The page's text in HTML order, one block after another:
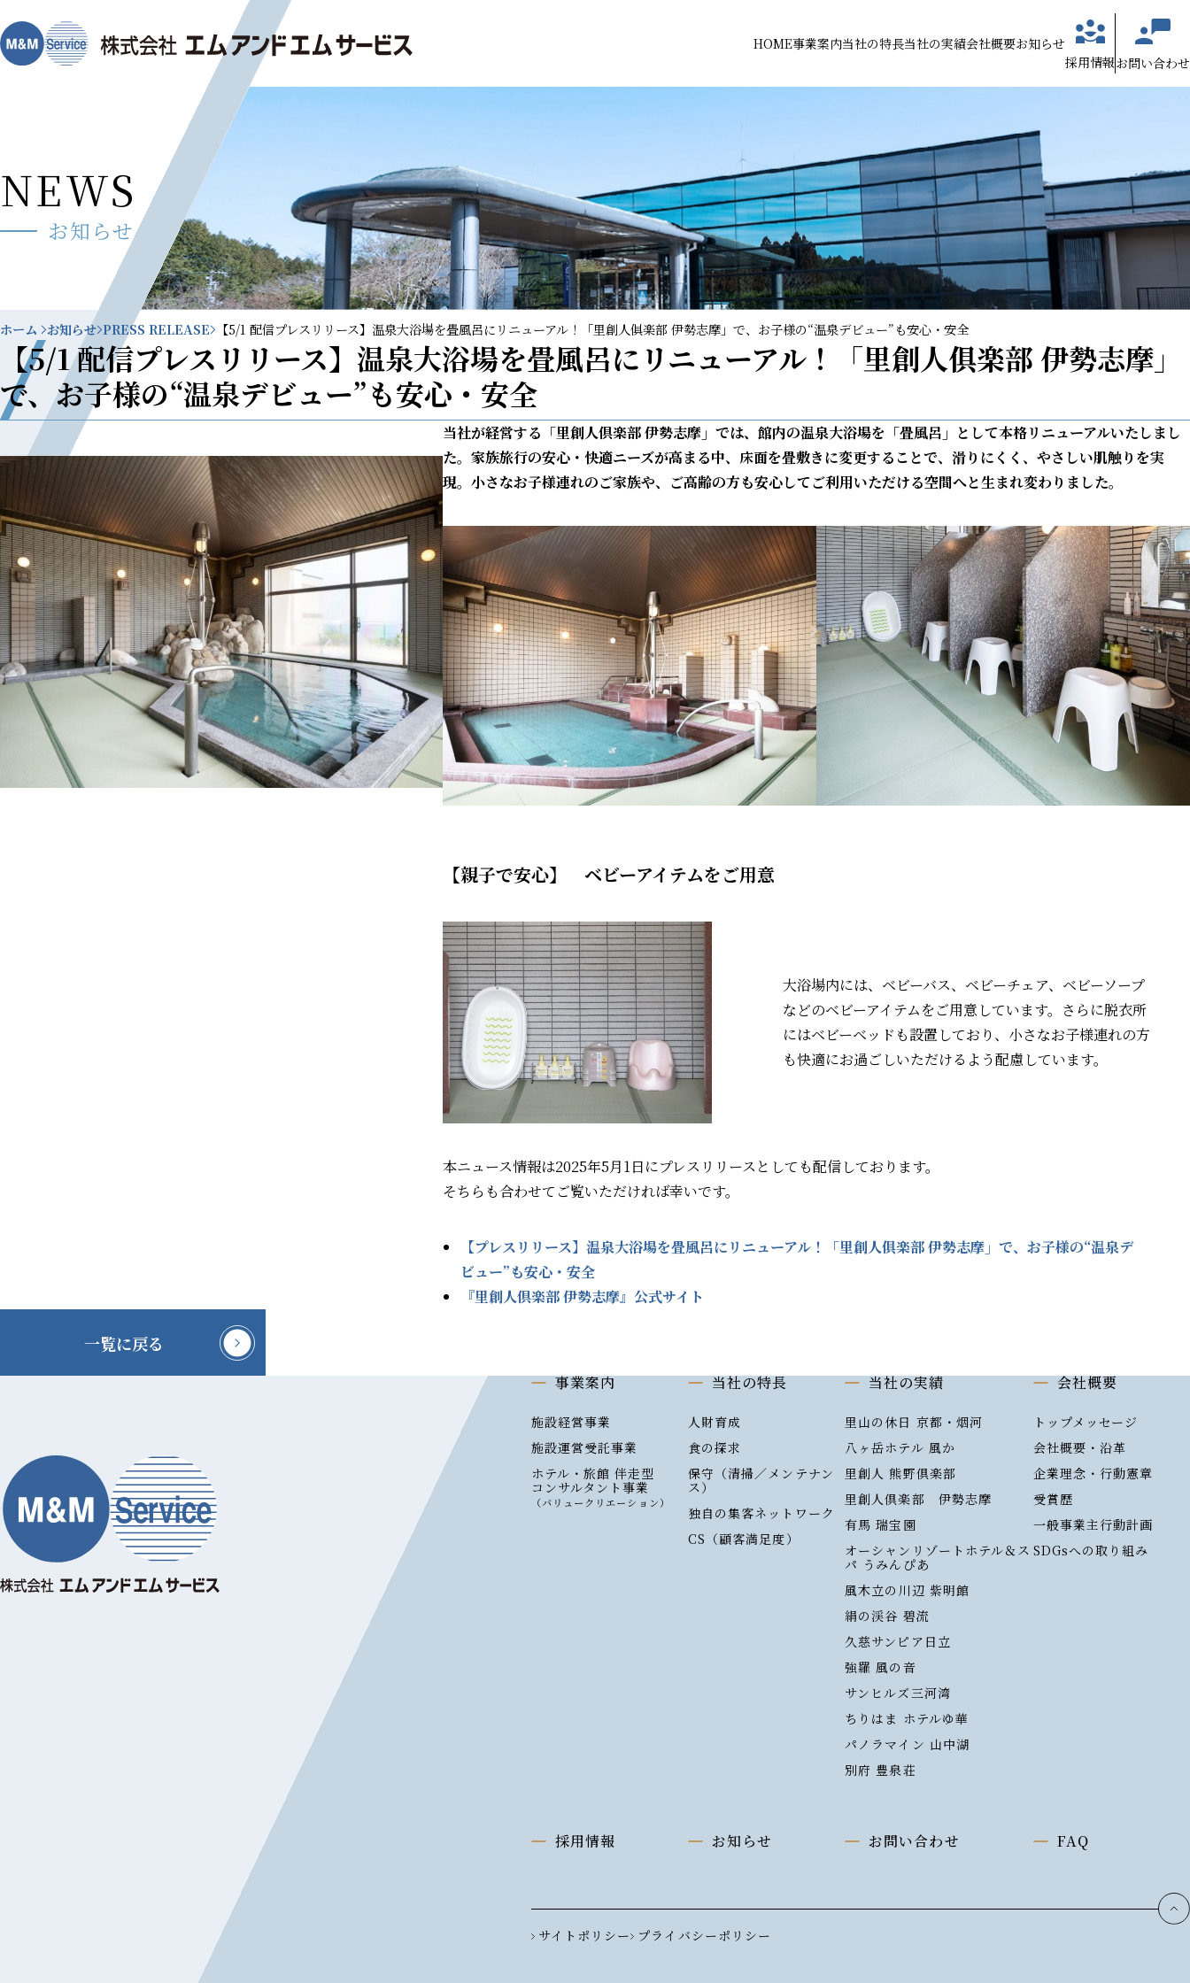
HOME事業案内当社の特長当社の実績会社概要お知らせ
採用情報お問い合わせ
NEWS
お知らせ
ホーム お知らせ PRESS RELEASE 【5/1 配信プレスリリース】温泉大浴場を畳風呂にリニューアル！「里創人俱楽部 伊勢志摩」で、お子様の“温泉デビュー”も安心・安全
【5/1 配信プレスリリース】温泉大浴場を畳風呂にリニューアル！「里創人俱楽部 伊勢志摩」
で、お子様の“温泉デビュー”も安心・安全
当社が経営する「里創人倶楽部 伊勢志摩」では、 館内の温泉大浴場を「畳風呂」として本格リニューアルいたしまし
た。家族旅行の安心・快適ニーズが高まる中、床面を畳敷きに変更することで、滑りにくく、やさしい肌触りを実
現。小さなお子様連れのご家族や、ご高齢の方も安心してご利用いただける空間へと生まれ変わりました。
【親子で安心】 ベビーアイテムをご用意
大浴場内には、ベビーバス、ベビーチェア、ベビーソープ
などのベビーアイテムをご用意しています。さらに脱衣所
にはベビーベッドも設置しており、小さなお子様連れの方
も快適にお過ごしいただけるよう配慮しています。
本ニュース情報は2025年5月1日にプレスリリースとしても配信しております。
そちらも合わせてご覧いただければ幸いです。
【プレスリリース】温泉大浴場を畳風呂にリニューアル！「里創人俱楽部 伊勢志摩」で、お子様の“温泉デ
ビュー”も安心・安全
『里創人倶楽部 伊勢志摩』公式サイト
一覧に戻る
事業案内
施設経営事業
施設運営受託事業
ホテル・旅館 伴走型
コンサルタント事業
（バリュークリエーション）
当社の特長
人財育成
食の探求
保守（清掃／メンテナン
ス）
独自の集客ネットワーク
CS（顧客満足度）
当社の実績
里山の休日 京都・烟河
八ヶ岳ホテル 風か
里創人 熊野倶楽部
里創人倶楽部 伊勢志摩
有馬 瑞宝園
オーシャンリゾートホテル＆ス
パ うみんぴあ
風木立の川辺 紫明館
絹の渓谷 碧流
久慈サンピア日立
強羅 風の音
サンヒルズ三河湾
ちりはま ホテルゆ華
パノラマイン 山中湖
別府 豊泉荘
会社概要
トップメッセージ
会社概要・沿革
企業理念・行動憲章
受賞歴
一般事業主行動計画
SDGsへの取り組み
採用情報 お知らせ お問い合わせ FAQ
サイトポリシー プライバシーポリシー